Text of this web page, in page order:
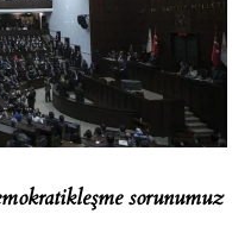
sorunumuz